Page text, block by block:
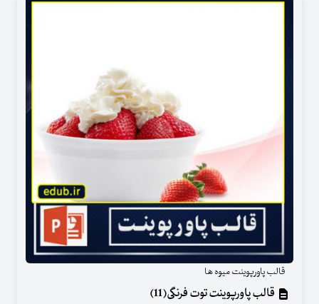
قالب پاورپوینت میوه ها
قالب پاورپوینت توت فرنگی(11)